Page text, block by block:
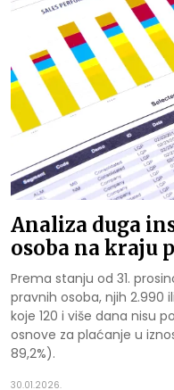
Analiza duga
osoba na kraju
Prema stanju od 31.
pravnih osoba, njih 2.990
koje 120 i više dana nisu
osnove za plaćanje u
89,2%).
30.01.2026.